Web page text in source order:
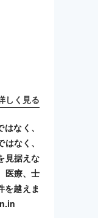
しく見る
なく、
なく、
見据えな
医療、士
を越えま